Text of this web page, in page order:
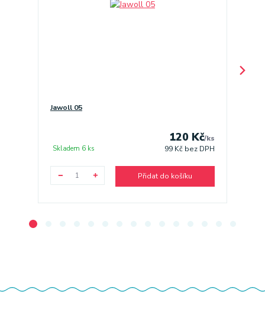
Jawoll 05
120 Kč/ks
99 Kč bez DPH
Skladem 6 ks
Přidat do košíku